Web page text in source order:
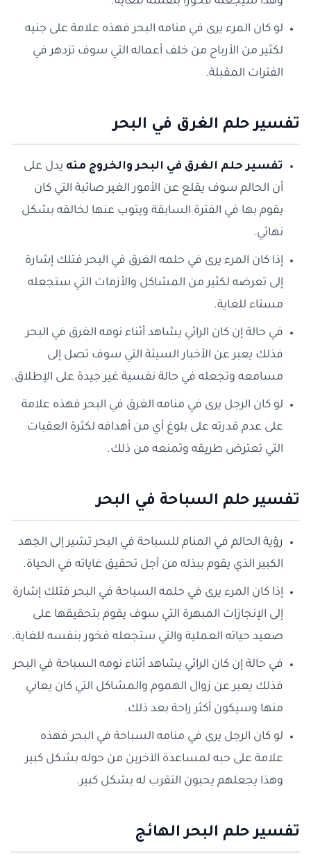
لو كان المرء يرى في منامه البحر فهذه علامة على جنيه
لكثير من الأرباح من خلف أعماله التي سوف تزدهر في
الفترات المقبلة.
تفسير حلم الغرق في البحر
تفسير حلم الغرق في البحر والخروج منه يدل على
أن الحالم سوف يقلع عن الأمور الغير صائبة التي كان
يقوم بها في الفترة السابقة ويتوب عنها لخالقه بشكل
نهائي.
إذا كان المرء يرى في حلمه الغرق في البحر فتلك إشارة
إلى تعرضه لكثير من المشاكل والأزمات التي ستجعله
مستاء للغاية.
في حالة إن كان الرائي يشاهد أثناء نومه الغرق في البحر
فذلك يعبر عن الأخبار السيئة التي سوف تصل إلى
مسامعه وتجعله في حالة نفسية غير جيدة على الإطلاق.
لو كان الرجل يرى في منامه الغرق في البحر فهذه علامة
على عدم قدرته على بلوغ أي من أهدافه لكثرة العقبات
التي تعترض طريقه وتمنعه من ذلك.
تفسير حلم السباحة في البحر
رؤية الحالم في المنام للسباحة في البحر تشير إلى الجهد
الكبير الذي يقوم ببذله من أجل تحقيق غاياته في الحياة.
إذا كان المرء يرى في حلمه السباحة في البحر فتلك إشارة
إلى الإنجازات المبهرة التي سوف يقوم بتحقيقها على
صعيد حياته العملية والتي ستجعله فخور بنفسه للغاية.
في حالة إن كان الرائي يشاهد أثناء نومه السباحة في البحر
فذلك يعبر عن زوال الهموم والمشاكل التي كان يعاني
منها وسيكون أكثر راحة بعد ذلك.
لو كان الرجل يرى في منامه السباحة في البحر فهذه
علامة على حبه لمساعدة الآخرين من حوله بشكل كبير
وهذا يجعلهم يحبون التقرب له بشكل كبير.
تفسير حلم البحر الهائج